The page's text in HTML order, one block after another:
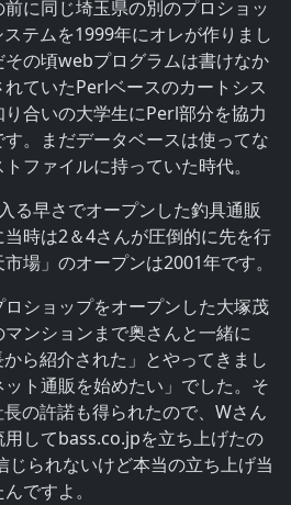
に同じ埼玉県の別のプロショッ
テムを1999年にオレが作りまし
の頃webプログラムは書けなか
ていたPerlベースのカートシス
合いの大学生にPerl部分を協力
。まだデータベースは使ってな
ファイルに持っていた時代。
る早さでオープンした釣具通販
時は2＆4さんが圧倒的に先を行
場」のオープンは2001年です。
ショップをオープンした大塚茂
ンションまで奥さんと一緒に
から紹介された」とやってきまし
ト通販を始めたい」でした。そ
の許諾も得られたので、Wさん
してbass.co.jpを立ち上げたの
じられないけど本当の立ち上げ当
ですよ。